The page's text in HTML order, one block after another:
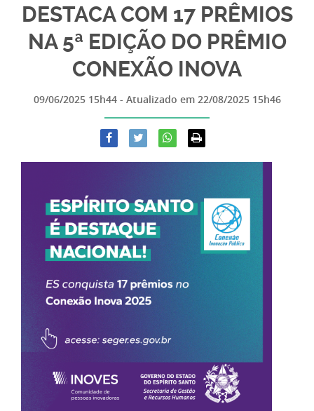
DESTACA COM 17 PRÊMIOS
NA 5ª EDIÇÃO DO PRÊMIO
CONEXÃO INOVA
09/06/2025 15h44 - Atualizado em 22/08/2025 15h46